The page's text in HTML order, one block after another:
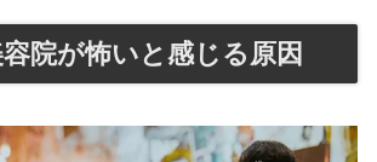
院が怖いと感じる原因